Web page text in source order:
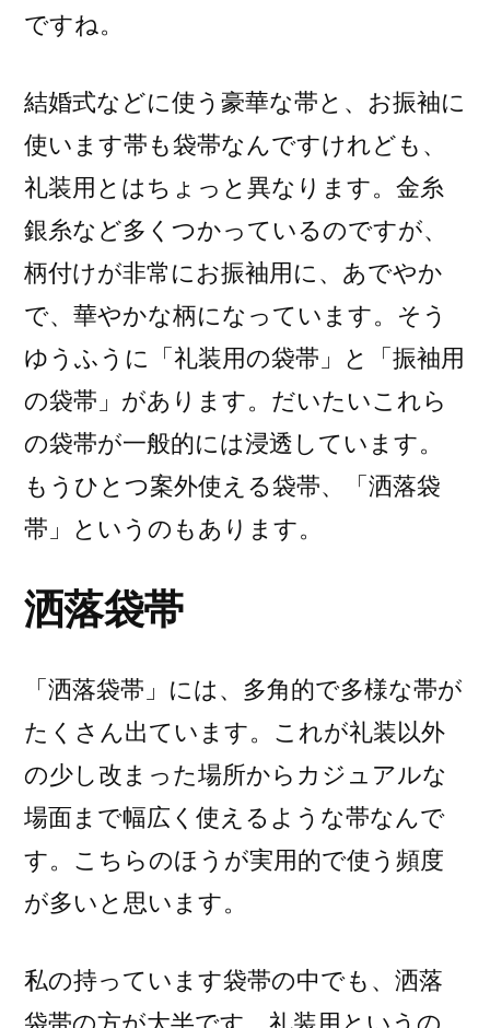
ですね。
結婚式などに使う豪華な帯と、お振袖に
使います帯も袋帯なんですけれども、
礼装用とはちょっと異なります。金糸
銀糸など多くつかっているのですが、
柄付けが非常にお振袖用に、あでやか
で、華やかな柄になっています。そう
ゆうふうに「礼装用の袋帯」と「振袖用
の袋帯」があります。だいたいこれら
の袋帯が一般的には浸透しています。
もうひとつ案外使える袋帯、「洒落袋
帯」というのもあります。
洒落袋帯
「洒落袋帯」には、多角的で多様な帯が
たくさん出ています。これが礼装以外
の少し改まった場所からカジュアルな
場面まで幅広く使えるような帯なんで
す。こちらのほうが実用的で使う頻度
が多いと思います。
私の持っています袋帯の中でも、洒落
袋帯の方が大半です。礼装用というの